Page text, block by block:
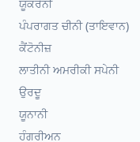
ਯੂਕਰੇਨੀ
ਪੰਪਰਾਗਤ ਚੀਨੀ (ਤਾਇਵਾਨ)
ਕੈਂਟੋਨੀਜ਼
ਲਾਤੀਨੀ ਅਮਰੀਕੀ ਸਪੇਨੀ
ਉਰਦੂ
ਯੂਨਾਨੀ
ਹੰਗਰੀਅਨ